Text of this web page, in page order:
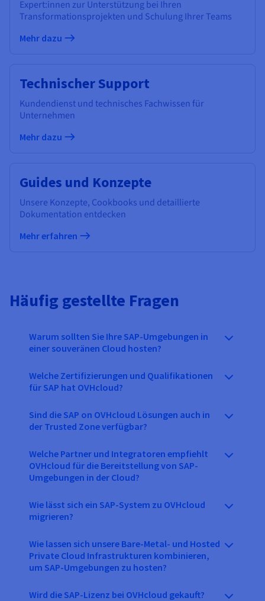
Expert:innen zur Unterstützung bei Ihren
Transformationsprojekten und Schulung Ihrer Teams
Mehr dazu
Technischer Support
Kundendienst und technisches Fachwissen für
Unternehmen
Mehr dazu
Guides und Konzepte
Unsere Konzepte, Cookbooks und detaillierte
Dokumentation entdecken
Mehr erfahren
Häufig gestellte Fragen
Warum sollten Sie Ihre SAP-Umgebungen in
einer souveränen Cloud hosten?
Welche Zertifizierungen und Qualifikationen
für SAP hat OVHcloud?
Sind die SAP on OVHcloud Lösungen auch in
der Trusted Zone verfügbar?
Welche Partner und Integratoren empfiehlt
OVHcloud für die Bereitstellung von SAP-
Umgebungen in der Cloud?
Wie lässt sich ein SAP-System zu OVHcloud
migrieren?
Wie lassen sich unsere Bare-Metal- und Hosted
Private Cloud Infrastrukturen kombinieren,
um SAP-Umgebungen zu hosten?
Wird die SAP-Lizenz bei OVHcloud gekauft?